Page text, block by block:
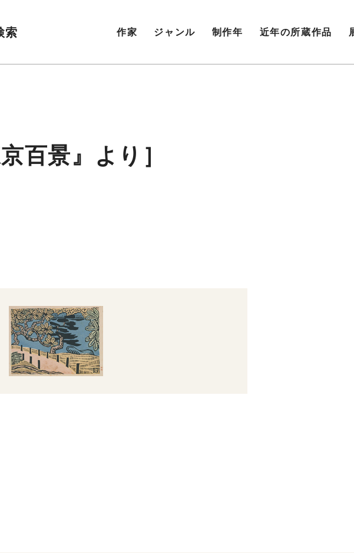
索 作家 ジャンル 制作年 近年の所蔵作品
百景』より］